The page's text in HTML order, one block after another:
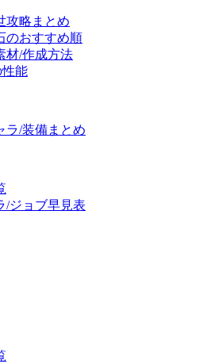
攻略まとめ
のおすすめ順
材/作成方法
性能
ラ/装備まとめ
/ジョブ早見表